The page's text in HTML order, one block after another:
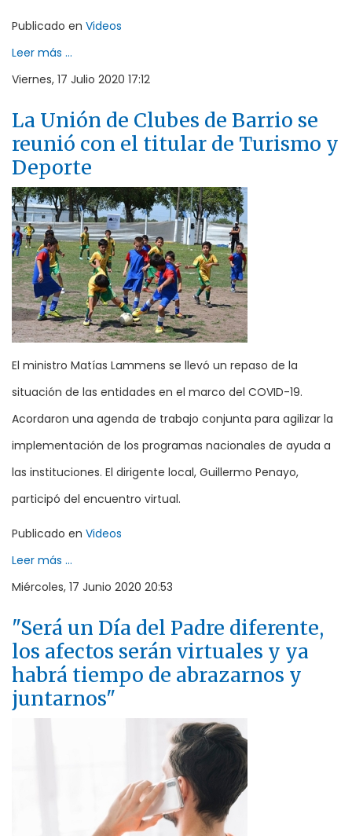
Publicado en Videos
Leer más ...
Viernes, 17 Julio 2020 17:12
La Unión de Clubes de Barrio se
reunió con el titular de Turismo y
Deporte
El ministro Matías Lammens se llevó un repaso de la
situación de las entidades en el marco del COVID-19.
Acordaron una agenda de trabajo conjunta para agilizar la
implementación de los programas nacionales de ayuda a
las instituciones. El dirigente local, Guillermo Penayo,
participó del encuentro virtual.
Publicado en Videos
Leer más ...
Miércoles, 17 Junio 2020 20:53
"Será un Día del Padre diferente,
los afectos serán virtuales y ya
habrá tiempo de abrazarnos y
juntarnos"